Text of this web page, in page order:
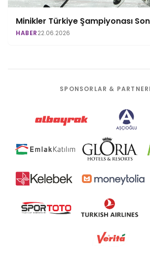
Minikler Türkiye Şampiyonası
HABER22.06.2026
SPONSORLAR &